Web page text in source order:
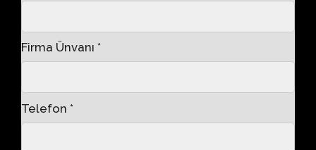
Firma Ünvanı *
Telefon *